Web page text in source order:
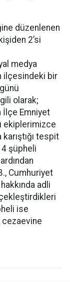
düzenlenen
2’si
medya
ilçesindeki bir
olarak;
İlçe Emniyet
ekiplerimizce
tespit
4 şüpheli
Cumhuriyet
adli
ise
cezaevine